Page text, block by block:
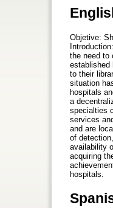
Objetive:
the need to
established
to their
situation
hospitals
a
specialties
services
and are
of
availability
acquiring
hospitals.